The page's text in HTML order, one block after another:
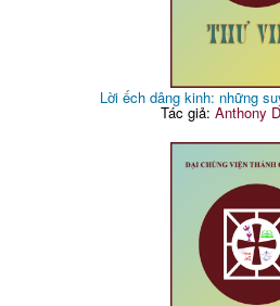
Lời ếch dâng kinh: những
Tác giả: Anthony